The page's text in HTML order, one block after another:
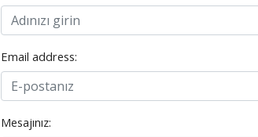
Email address:
Mesajınız: